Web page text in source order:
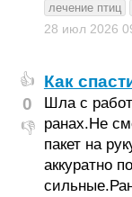
лечение птиц
28 июл 2026
👍
0
👎
Как
Шла с
ранах.Не
пакет на
аккуратно